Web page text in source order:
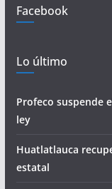
Facebook
Lo último
Profeco suspende
ley
Huatlatlauca
estatal